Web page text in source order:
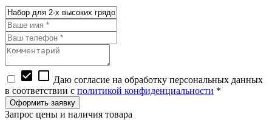
check_box check_box_outline_blank Даю согласие на обработку персональных данных
в соответствии с политикой конфиденциальности *
Запрос цены и наличия товара